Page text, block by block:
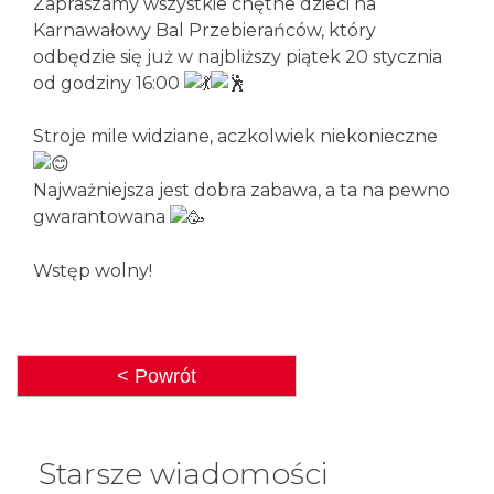
Karnawałowy Bal Przebierańców, który
odbędzie się już w najbliższy piątek 20 stycznia
od godziny 16:00
Stroje mile widziane, aczkolwiek niekonieczne
Najważniejsza jest dobra zabawa, a ta na pewno
gwarantowana
Wstęp wolny!
< Powrót
Starsze wiadomości